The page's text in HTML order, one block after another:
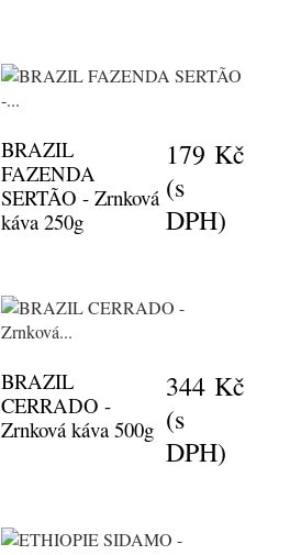
BRAZIL
FAZENDA
SERTÃO - Zrnková
káva 250g
179 Kč
(s
DPH)
BRAZIL
CERRADO -
Zrnková káva 500g
344 Kč
(s
DPH)